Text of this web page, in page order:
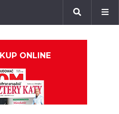
ONLINE